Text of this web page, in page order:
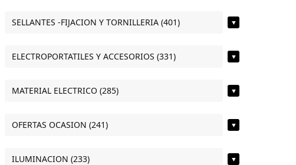
SELLANTES -FIJACION Y TORNILLERIA (401) ▼
ELECTROPORTATILES Y ACCESORIOS (331) ▼
MATERIAL ELECTRICO (285) ▼
OFERTAS OCASION (241) ▼
ILUMINACION (233) ▼